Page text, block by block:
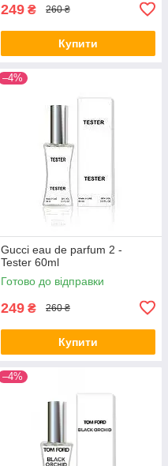
249 ₴ 260 ₴
Купити
–4%
Gucci eau de parfum 2 -
Tester 60ml
Готово до відправки
249 ₴ 260 ₴
Купити
–4%